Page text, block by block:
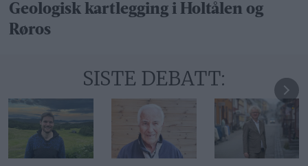
Geologisk kartlegging i Holtålen og
Røros
SISTE DEBATT: